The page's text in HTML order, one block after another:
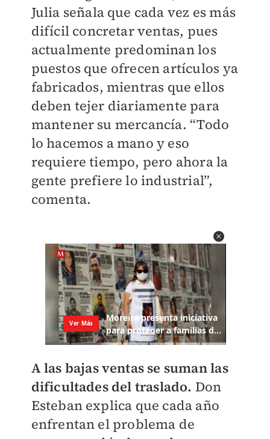
Julia señala que cada vez es más
difícil concretar ventas, pues
actualmente predominan los
puestos que ofrecen artículos ya
fabricados, mientras que ellos
deben tejer diariamente para
mantener su mercancía. “Todo
lo hacemos a mano y eso
requiere tiempo, pero ahora la
gente prefiere lo industrial”,
comenta.
A las bajas ventas se suman las
dificultades del traslado. Don
Esteban explica que cada año
enfrentan el problema de